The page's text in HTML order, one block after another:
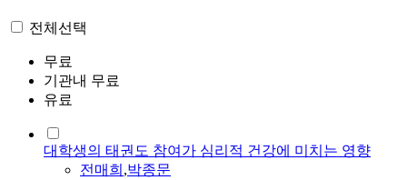
전체선택
무료
기관내 무료
유료
대학생의 태권도 참여가 심리적 건강에 미치는 영향
전매희 ,박종문